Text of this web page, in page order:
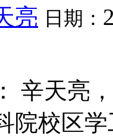
亮 日期：
辛天亮
院校区